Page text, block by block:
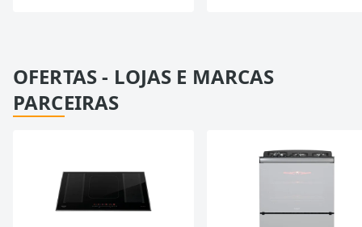
OFERTAS - LOJAS E MARCAS
PARCEIRAS